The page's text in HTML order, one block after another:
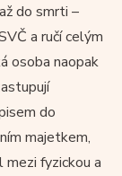
do smrti –
a ručí celým
osoba naopak
do
majetkem,
fyzickou a